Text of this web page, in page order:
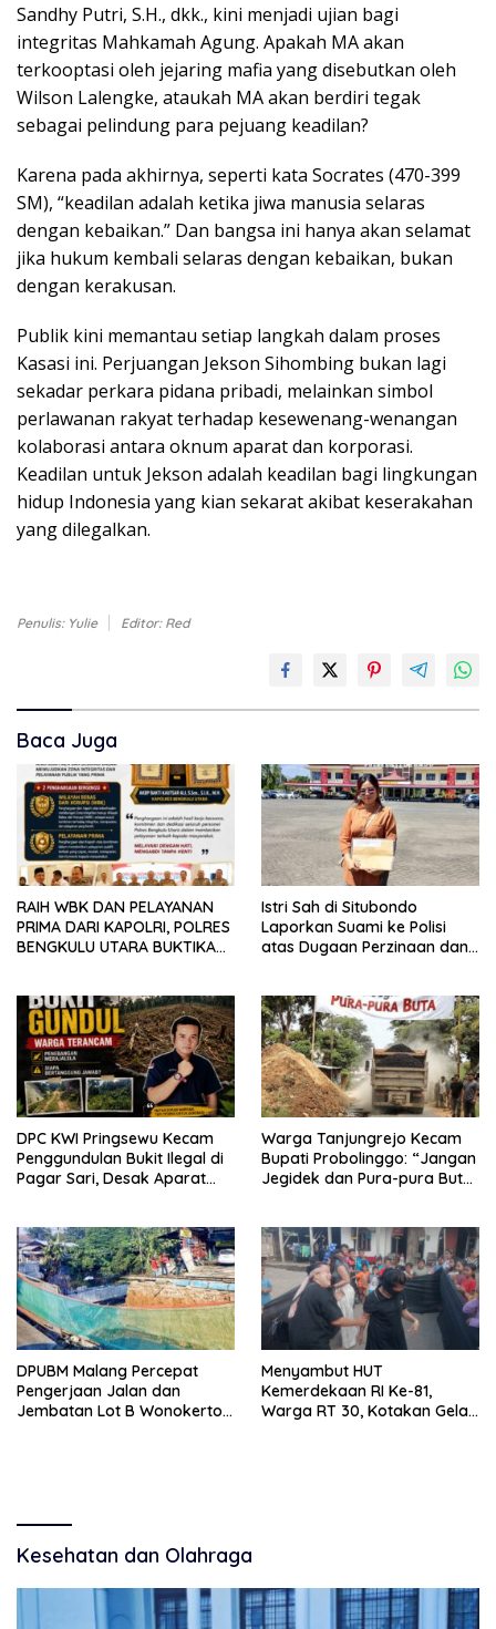
Sandhy Putri, S.H., dkk., kini menjadi ujian bagi
integritas Mahkamah Agung. Apakah MA akan
terkooptasi oleh jejaring mafia yang disebutkan oleh
Wilson Lalengke, ataukah MA akan berdiri tegak
sebagai pelindung para pejuang keadilan?
Karena pada akhirnya, seperti kata Socrates (470-399
SM), “keadilan adalah ketika jiwa manusia selaras
dengan kebaikan.” Dan bangsa ini hanya akan selamat
jika hukum kembali selaras dengan kebaikan, bukan
dengan kerakusan.
Publik kini memantau setiap langkah dalam proses
Kasasi ini. Perjuangan Jekson Sihombing bukan lagi
sekadar perkara pidana pribadi, melainkan simbol
perlawanan rakyat terhadap kesewenang-wenangan
kolaborasi antara oknum aparat dan korporasi.
Keadilan untuk Jekson adalah keadilan bagi lingkungan
hidup Indonesia yang kian sekarat akibat keserakahan
yang dilegalkan.
Penulis: Yulie Editor: Red
Baca Juga
RAIH WBK DAN PELAYANAN
PRIMA DARI KAPOLRI, POLRES
BENGKULU UTARA BUKTIKAN
Istri Sah di Situbondo
Laporkan Suami ke Polisi
atas Dugaan Perzinaan dan
DPC KWI Pringsewu Kecam
Penggundulan Bukit Ilegal di
Pagar Sari, Desak Aparat
Warga Tanjungrejo Kecam
Bupati Probolinggo: “Jangan
Jegidek dan Pura-pura Buta”
DPUBM Malang Percepat
Pengerjaan Jalan dan
Jembatan Lot B Wonokerto–
Menyambut HUT
Kemerdekaan RI Ke-81,
Warga RT 30, Kotakan Gelar
Kesehatan dan Olahraga